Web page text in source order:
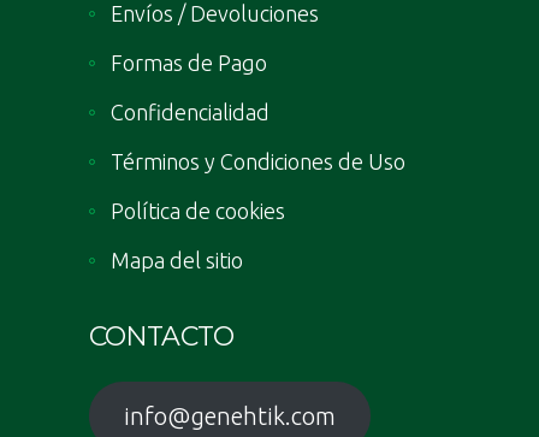
Envíos / Devoluciones
Formas de Pago
Confidencialidad
Términos y Condiciones de Uso
Política de cookies
Mapa del sitio
CONTACTO
info@genehtik.com